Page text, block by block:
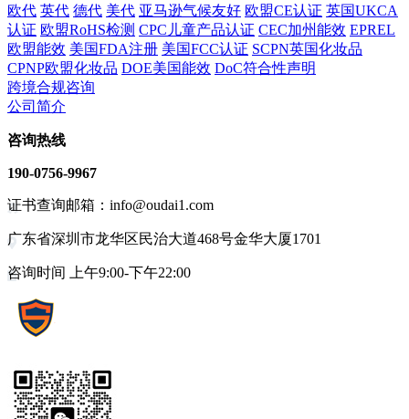
欧代 英代 德代 美代 亚马逊气候友好 欧盟CE认证 英国UKCA
认证 欧盟RoHS检测 CPC儿童产品认证 CEC加州能效 EPREL
欧盟能效 美国FDA注册 美国FCC认证 SCPN英国化妆品
CPNP欧盟化妆品 DOE美国能效 DoC符合性声明
跨境合规咨询
公司简介
咨询热线
190-0756-9967
证书查询邮箱：info@oudai1.com
广东省深圳市龙华区民治大道468号金华大厦1701
咨询时间 上午9:00-下午22:00